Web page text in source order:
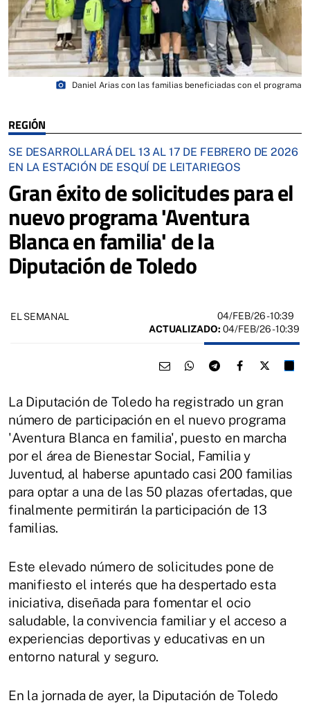
REGIÓN
SE DESARROLLARÁ DEL 13 AL 17 DE FEBRERO DE 2026
EN LA ESTACIÓN DE ESQUÍ DE LEITARIEGOS
Gran éxito de solicitudes para el
nuevo programa 'Aventura
Blanca en familia' de la
Diputación de Toledo
photo_camera Daniel Arias con las familias beneficiadas con el programa
EL SEMANAL 04/FEB/26- 10:39
ACTUALIZADO: 04/FEB/26 - 10:39
La Diputación de Toledo ha registrado un gran
número de participación en el nuevo programa
'Aventura Blanca en familia', puesto en marcha
por el área de Bienestar Social, Familia y
Juventud, al haberse apuntado casi 200 familias
para optar a una de las 50 plazas ofertadas, que
finalmente permitirán la participación de 13
familias.
Este elevado número de solicitudes pone de
manifiesto el interés que ha despertado esta
iniciativa, diseñada para fomentar el ocio
saludable, la convivencia familiar y el acceso a
experiencias deportivas y educativas en un
entorno natural y seguro.
En la jornada de ayer, la Diputación de Toledo